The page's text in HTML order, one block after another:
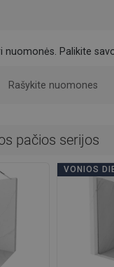
nuomonės. Palikite
Rašykite nuomones
pačios serijos
VONIOS